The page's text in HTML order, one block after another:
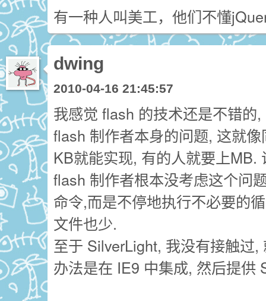
有一种人叫美工，他们不懂
dwing
2010-04-16 21:45:57
我感觉 flash 的技术还是不错的
flash 制作者本身的问题, 这就
KB就能实现, 有的人就要上
flash 制作者根本没考虑这个问
命令,而是不停地执行不必要的
文件也少.
至于 SilverLight, 我没有接触过
办法是在 IE9 中集成, 然后提供